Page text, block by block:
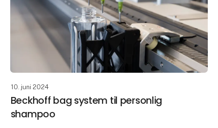
10. juni 2024
Beckhoff bag system til personlig
shampoo